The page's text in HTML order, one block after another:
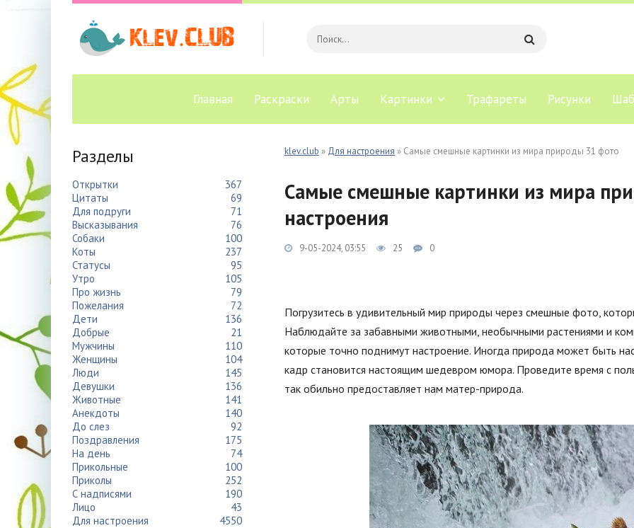
Главная Раскраски Арты Картинки Трафареты Рисунки
klev.club » Для настроения » Самые смешные картинки из мира природы 31 фото
Самые смешные картинки из мира
настроения
9-05-2024, 03:55 25 0
Погрузитесь в удивительный мир природы через смешные фото,
Наблюдайте за забавными животными, необычными растениями и
которые точно поднимут настроение. Иногда природа может быть
кадр становится настоящим шедевром юмора. Проведите время с
так обильно предоставляет нам матер-природа.
Разделы
Открытки
367
Цитаты
69
Для подруги
71
Высказывания
76
Собаки
100
Коты
237
Статусы
95
Утро
105
Про жизнь
79
Пожелания
72
Дети
136
Добрые
21
Мужчины
110
Женщины
104
Люди
145
Девушки
136
Животные
141
Анекдоты
140
До слез
92
Поздравления
175
На день
74
Прикольные
100
Приколы
252
С надписями
190
Лицо
43
Для настроения
4550